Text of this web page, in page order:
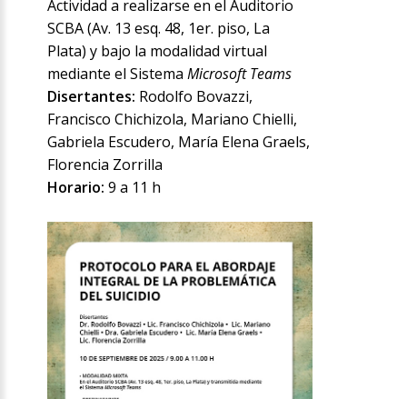
Actividad a realizarse en el Auditorio
SCBA (Av. 13 esq. 48, 1er. piso, La
Plata) y bajo la modalidad virtual
mediante el SistemaMicrosoft Teams
Disertantes: Rodolfo Bovazzi,
Francisco Chichizola, Mariano Chielli,
Gabriela Escudero, María Elena Graels,
Florencia Zorrilla
Horario: 9 a 11 h